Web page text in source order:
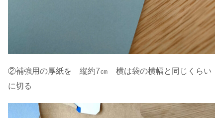
②補強用の厚紙を 縦約7㎝ 横は袋の横幅と同じくらい
に切る